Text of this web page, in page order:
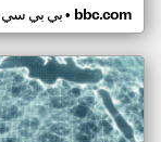
بي بي سي• bbc.com